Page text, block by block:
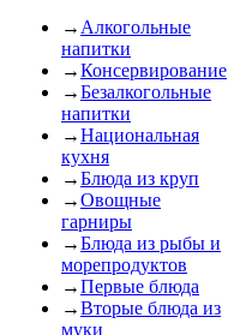
→ Алкогольные
напитки
→Консервирование
→Безалкогольные
напитки
→Национальная
кухня
→Блюда из круп
→Овощные
гарниры
→Блюда из рыбы и
морепродуктов
→Первые блюда
→Вторые блюда из
муки